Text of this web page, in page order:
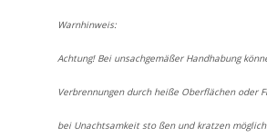
Warnhinweis:
Achtung! Bei unsachgemäßer Handhabung
Verbrennungen durch heiße Oberflächen oder
bei Unachtsamkeit sto ßen und kratzen möglich